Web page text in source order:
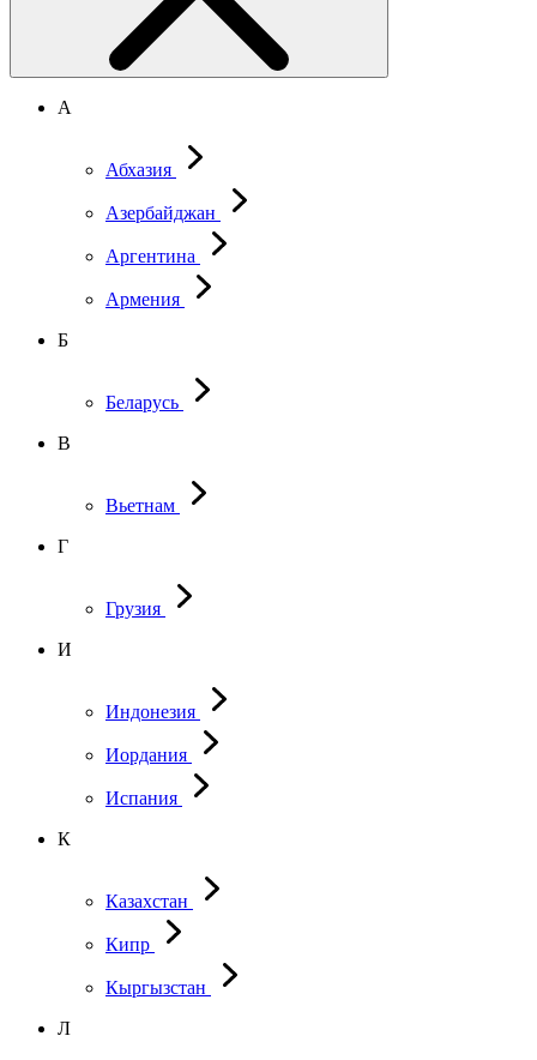
А
Абхазия
Азербайджан
Аргентина
Армения
Б
Беларусь
В
Вьетнам
Г
Грузия
И
Индонезия
Иордания
Испания
К
Казахстан
Кипр
Кыргызстан
Л